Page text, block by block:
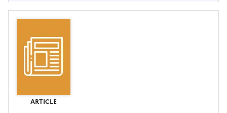
ARTICLE